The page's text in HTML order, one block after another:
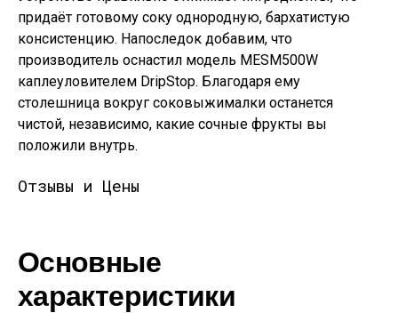
придаёт готовому соку однородную, бархатистую
консистенцию. Напоследок добавим, что
производитель оснастил модель MESM500W
каплеуловителем DripStop. Благодаря ему
столешница вокруг соковыжималки останется
чистой, независимо, какие сочные фрукты вы
положили внутрь.
Отзывы и Цены
Основные
характеристики